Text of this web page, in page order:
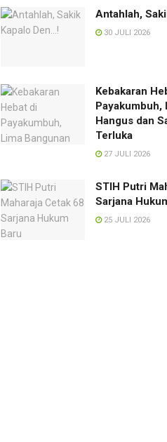
Antahlah,
30 JULI 2026
Kebakaran
Payakumbuh,
Hangus dan
Terluka
27 JULI 2026
STIH Putri
Sarjana
25 JULI 2026